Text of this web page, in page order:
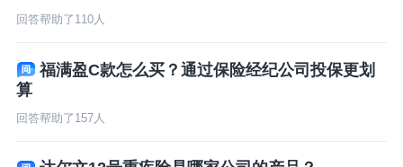
回答帮助了 110人
福满盈C款怎么买？通过保险经纪公司投保更划
算
回答帮助了 157人